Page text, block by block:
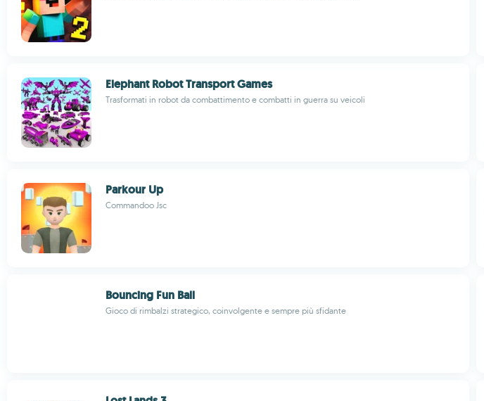
Elephant Robot Transport Games
Trasformati in robot da combattimento e combatti in guerra su veicoli
Parkour Up
Commandoo Jsc
Bouncing Fun Ball
Gioco di rimbalzi strategico, coinvolgente e sempre più sfidante